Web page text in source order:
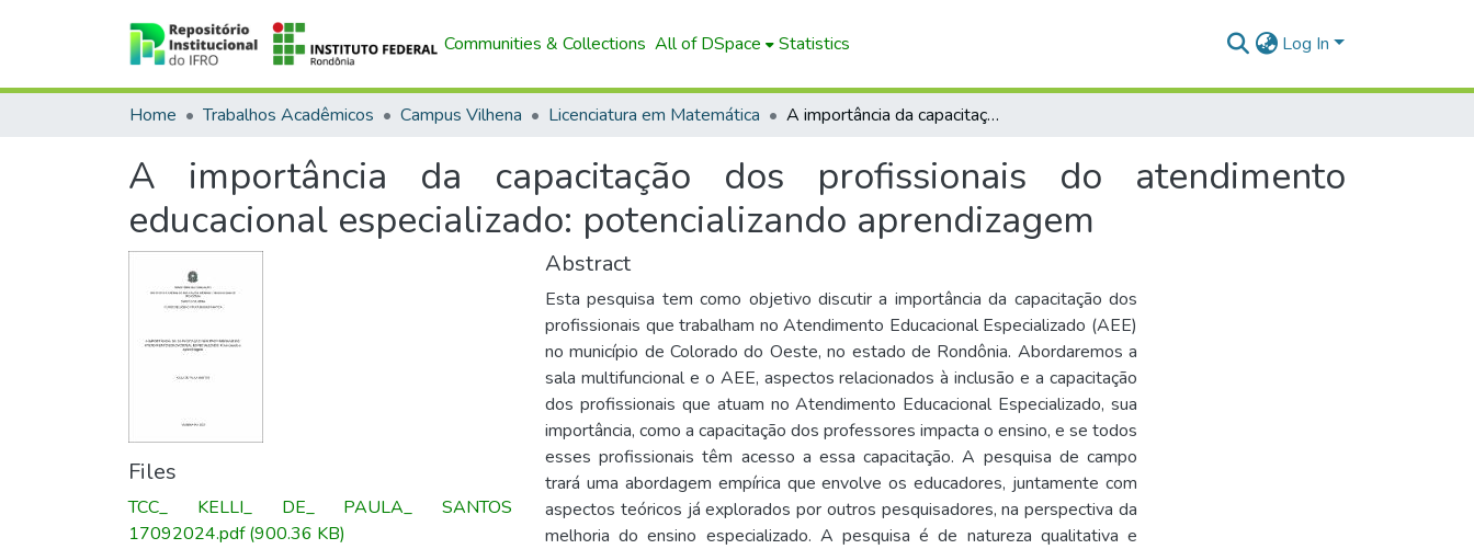
Communities & Collections All of DSpace Statistics Log In
Home Trabalhos Acadêmicos Campus Vilhena Licenciatura em Matemática A importância da capacitação dos profissionais do atendimento educacional especializado: potencializando aprendizagem
A importância da capacitação dos profissionais do atendimento
educacional especializado: potencializando aprendizagem
Files
TCC_ KELLI_ DE_ PAULA_ SANTOS
17092024.pdf(900.36 KB)
Abstract
Esta pesquisa tem como objetivo discutir a importância da capacitação dos
profissionais que trabalham no Atendimento Educacional Especializado (AEE)
no município de Colorado do Oeste, no estado de Rondônia. Abordaremos a
sala multifuncional e o AEE, aspectos relacionados à inclusão e a capacitação
dos profissionais que atuam no Atendimento Educacional Especializado, sua
importância, como a capacitação dos professores impacta o ensino, e se todos
esses profissionais têm acesso a essa capacitação. A pesquisa de campo
trará uma abordagem empírica que envolve os educadores, juntamente com
aspectos teóricos já explorados por outros pesquisadores, na perspectiva da
melhoria do ensino especializado. A pesquisa é de natureza qualitativa e